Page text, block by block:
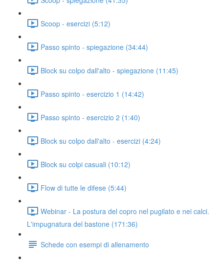
Scoop - esercizi (5:12)
Passo spinto - spiegazione (34:44)
Block su colpo dall'alto - spiegazione (11:45)
Passo spinto - esercizio 1 (14:42)
Passo spinto - esercizio 2 (1:40)
Block su colpo dall'alto - esercizi (4:24)
Block su colpi casuali (10:12)
Flow di tutte le difese (5:44)
Webinar - La postura del copro nel pugilato e nei calci.
L'impugnatura del bastone (171:36)
Schede con esempi di allenamento